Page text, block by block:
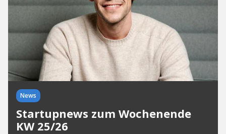
News
Startupnews zum Wochenende
KW 25/26